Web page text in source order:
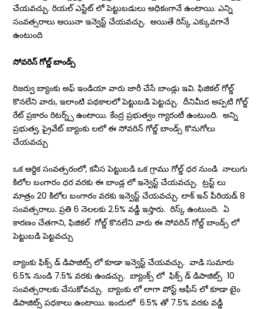
చేయవచ్చు. రియల్ ఎస్టేట్ లో పెట్టుబడులు అధికంగానే ఉంటాయి. ఎన్ని
సంవత్సరాలు ఆయినా ఇన్వెస్ట్ చేయవచ్చు. అయితే రిస్క్ ఎక్కువగానే
ఉంటుంది
సోవరిన్ గోల్డ్ బాండ్స్
రిజర్వు బ్యాంకు అఫ్ ఇండియా వారు జారీ చేసే బాండ్లు ఇవి. ఫిజికల్ గోల్డ్
కొనలేని వారు, ఇలాంటి పథకాలలో పెట్టుబడి పెట్టచ్చు. దీనిమీద అప్పటి గోల్డ్
రేట్ ప్రకారం రిటర్న్స్ ఉంటాయి. కేంద్ర ప్రభుత్వం గ్యారంటీ ఉంటుంది. అన్ని
ప్రభుత్వ, ప్రైవేట్ బ్యాంకు లలో ఈ సోవరిన్ గోల్డ్ బాండ్స్ కొనుగోలు
చేయవచ్చు
ఒక ఆర్ధిక సంవత్సరంలో, కనీస పెట్టుబడి ఒక గ్రాము గోల్డ్ ధర నుండి నాలుగు
కిలోల బంగారం ధర వరకు ఈ బాండ్ల లో ఇన్వెస్ట్ చేయవచ్చు. ట్రస్ట్ లు
మాత్రం 20 కిలోల బంగారం వరకు ఇన్వెస్ట్ చేయవచ్చు. లాక్ ఇన్ పీరియడ్ 8
సంవత్సరాలు. ప్రతి 6 నెలలకు 2.5% వడ్డీ ఇస్తారు. రిస్క్ ఉంటుంది. ఏ
కారణం చేతగాని, ఫిజికల్ గోల్డ్ కొనలేని వారు ఈ సోవరిన్ గోల్డ్ బాండ్స్ లో
పెట్టుబడి పెట్టవచ్చు
బ్యాంకు ఫిక్స్ డ్ డిపాజిట్స్ లో కూడా ఇన్వెస్ట్ చేయవచ్చు. వాడి సుమారు
6.5% నుండి 7.5% వరకు ఉండచ్చు. బ్యాంక్స్ లో ఫిక్స్ డ్ డిపాజిట్స్ 10
సంవత్సరాలకు చేసుకోవచ్చు. బ్యాంకు లో లాగా పోస్ట్ ఆఫీస్ లో కూడా టైం
డిపాజిట్స్ పధకాలు ఉంటాయి. ఇందులో 6.5% తో 7.5% వరకు వడ్డీ